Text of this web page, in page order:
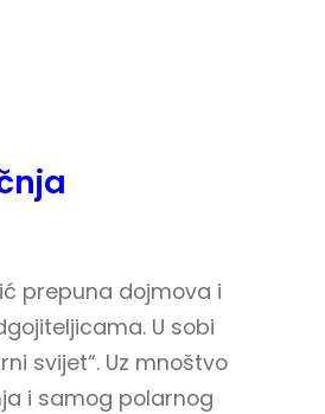
prepuna dojmova i
U sobi
svijet“. Uz mnoštvo
i samog polarnog